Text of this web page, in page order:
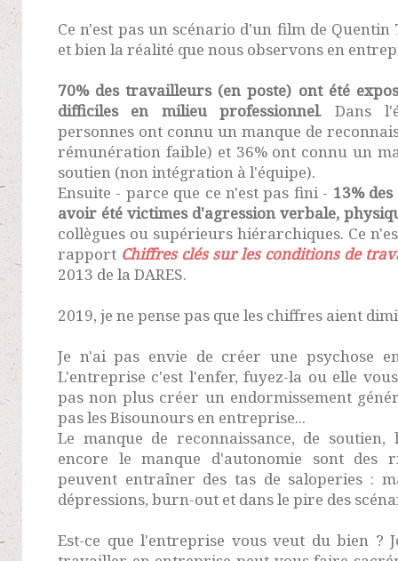
Ce n'est pas un scénario d'un film de
et bien la réalité que nous observons en
70% des travailleurs (en poste) ont été
difficiles en milieu professionnel. Dans
personnes ont connu un manque de
rémunération faible) et 36% ont connu un
soutien (non intégration à l'équipe).
Ensuite - parce que ce n'est pas fini - 13%
avoir été victimes d'agression verbale,
collègues ou supérieurs hiérarchiques. Ce
rapport Chiffres clés sur les conditions de
2013 de la DARES.
2019, je ne pense pas que les chiffres aient
Je n'ai pas envie de créer une psychose
L'entreprise c'est l'enfer, fuyez-la ou elle
pas non plus créer un endormissement
pas les Bisounours en entreprise...
Le manque de reconnaissance, de
encore le manque d'autonomie sont des
peuvent entraîner des tas de saloperies :
dépressions, burn-out et dans le pire des
Est-ce que l'entreprise vous veut du bien ?